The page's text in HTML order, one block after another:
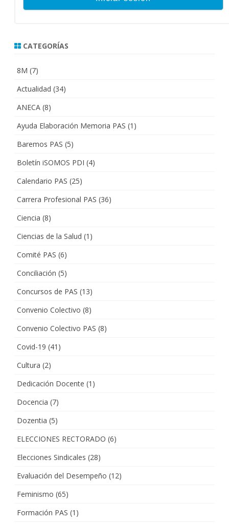
CATEGORÍAS
8M (7)
Actualidad (34)
ANECA (8)
Ayuda Elaboración Memoria PAS (1)
Baremos PAS (5)
Boletín iSOMOS PDI (4)
Calendario PAS (25)
Carrera Profesional PAS (36)
Ciencia (8)
Ciencias de la Salud (1)
Comité PAS (6)
Conciliación (5)
Concursos de PAS (13)
Convenio Colectivo (8)
Convenio Colectivo PAS (8)
Covid-19 (41)
Cultura (2)
Dedicación Docente (1)
Docencia (7)
Dozentia (5)
ELECCIONES RECTORADO (6)
Elecciones Sindicales (28)
Evaluación del Desempeño (12)
Feminismo (65)
Formación PAS (1)